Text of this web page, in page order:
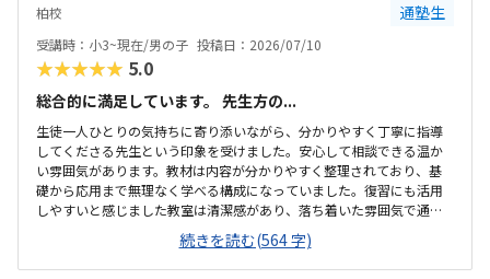
柏校 通塾生
受講時：小3~現在/男の子 投稿日：2026/07/10
★★★★★ 5.0
総合的に満足しています。 先生方の...
生徒一人ひとりの気持ちに寄り添いながら、分かりやすく丁寧に指導
してくださる先生という印象を受けました。安心して相談できる温か
い雰囲気があります。教材は内容が分かりやすく整理されており、基
礎から応用まで無理なく学べる構成になっていました。復習にも活用
しやすいと感じました教室は清潔感があり、落ち着いた雰囲気で通い
やすいと感じました。立地も良く、安心して継続して通える環境が整
っていると思います。教室は明るく清潔感があり、整理整頓が行き届
いていました。落ち着いて学習に取り組める、安心感のある環境だと
続きを読む(564 字)